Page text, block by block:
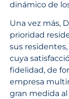
dinámico de
Una vez más,
prioridad
sus
cuya
fidelidad, de
empresa
gran medida al